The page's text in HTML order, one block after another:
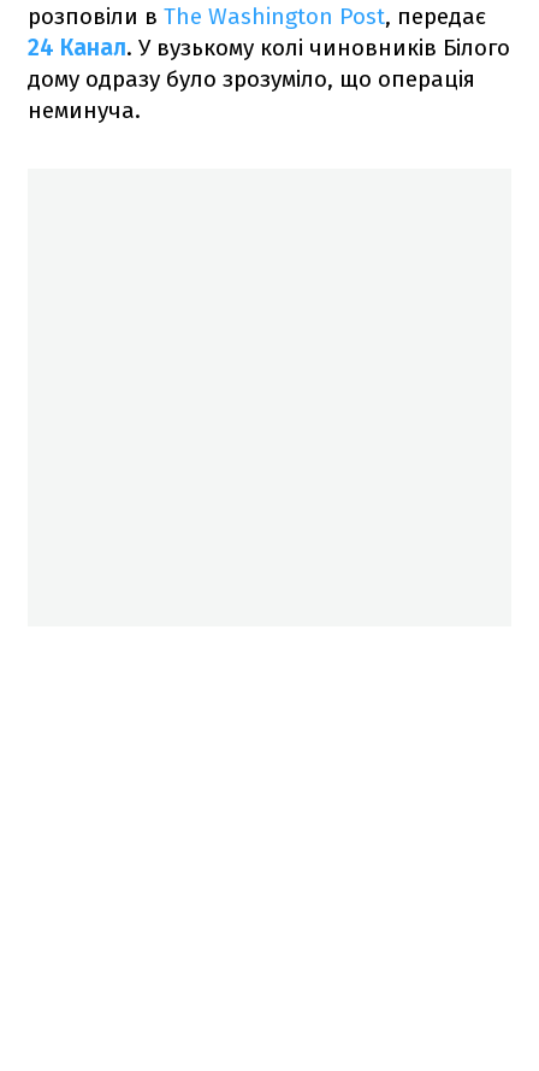
розповіли в The Washington Post, передає
24 Канал. У вузькому колі чиновників Білого
дому одразу було зрозуміло, що операція
неминуча.